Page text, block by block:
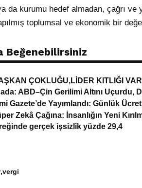
da kurumu hedef almadan, çağrı ve
toplumsal ve ekonomik bir
Beğenebilirsiniz
ÇOKLUĞU,LİDER KITLIĞI
ABD–Çin Gerilimi Altını Uçurdu,
Gazete’de Yayımlandı: Günlük
Zekâ Çağına: İnsanlığın Yeni
gerçek işsizlik yüzde 29,4
vergi